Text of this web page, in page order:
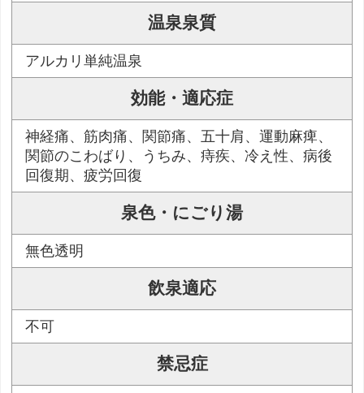
温泉泉質
アルカリ単純温泉
効能・適応症
神経痛、筋肉痛、関節痛、五十肩、運動麻痺、
関節のこわばり、うちみ、痔疾、冷え性、病後
回復期、疲労回復
泉色・にごり湯
無色透明
飲泉適応
不可
禁忌症